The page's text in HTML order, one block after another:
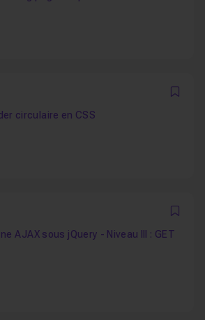
circulaire en CSS
AJAX sous jQuery - Niveau III : GET